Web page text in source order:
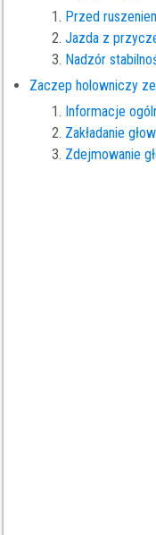
Przed
Jazda z
Nadzór
Zaczep holowniczy
Informacje
Zakładanie
Zdejmowanie